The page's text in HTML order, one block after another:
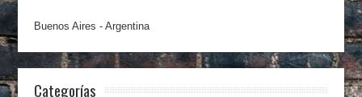
Buenos Aires - Argentina
Categorías